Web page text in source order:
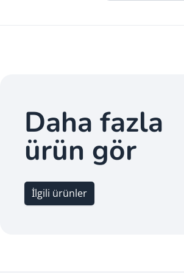
Daha fazla
ürün gör
İlgili ürünler